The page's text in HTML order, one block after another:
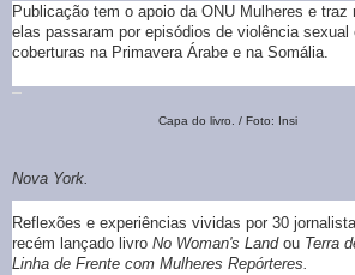
Publicação tem o apoio da ONU Mulheres e traz
elas passaram por episódios de violência sexual
coberturas na Primavera Árabe e na Somália.
Capa do livro. / Foto: Insi
Nova York.
Reflexões e experiências vividas por 30
recém lançado livro No Woman's Landou Terra
Linha de Frente com Mulheres Repórteres.